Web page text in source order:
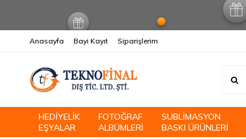
Anasayfa Bayi Kayıt Siparişlerim
HEDİYELİK
EŞYALAR
FOTOĞRAF
ALBÜMLERİ
SUBLİMASYON
BASKI ÜRÜNLERİ